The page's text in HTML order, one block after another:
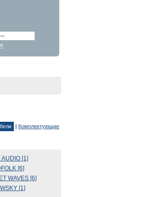
| Комплектующие
AUDIO [1]
[6]
WAVES [6]
[1]